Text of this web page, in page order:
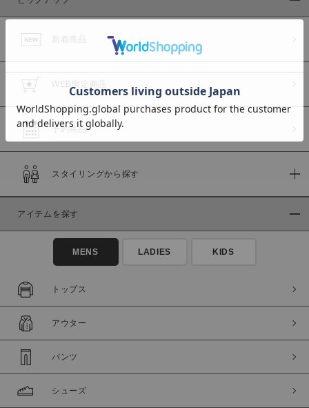
カラー
商品タイプ
通常商品
セール価格
在庫
在庫あり
新着商品
WEB限定商品
予約商品
スタイリングから探す
アイテムを探す
MENS LADIES KIDS
トップス
アウター
パンツ
シューズ